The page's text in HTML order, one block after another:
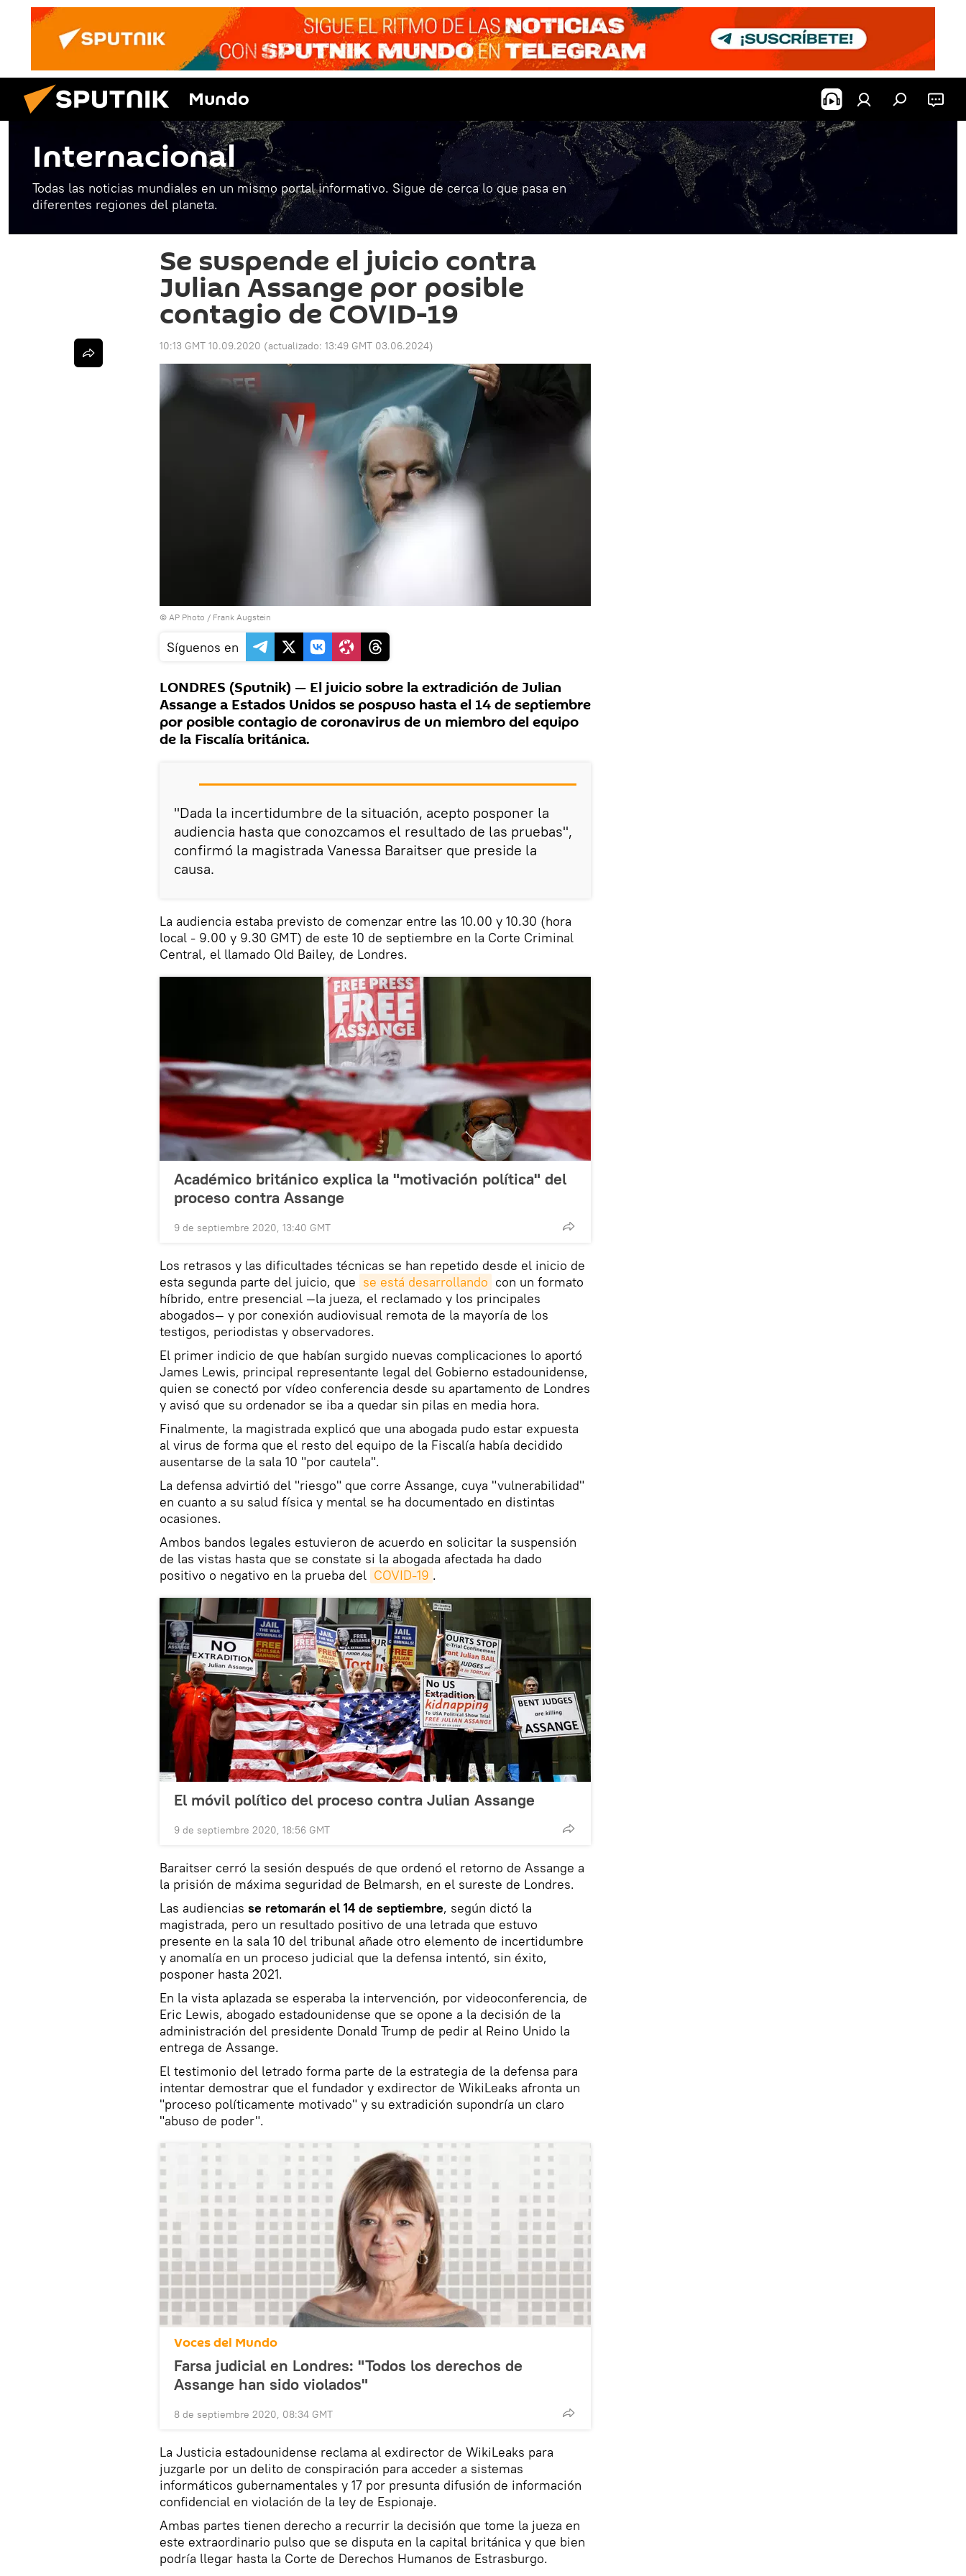
Mundo
Internacional
Todas las noticias mundiales en un mismo portal informativo. Sigue de cerca lo que pasa en
diferentes regiones del planeta.
Se suspende el juicio contra
Julian Assange por posible
contagio de COVID-19
10:13 GMT 10.09.2020 (actualizado: 13:49 GMT 03.06.2024)
© AP Photo / Frank Augstein
Síguenos en
LONDRES (Sputnik) — El juicio sobre la extradición de Julian
Assange a Estados Unidos se pospuso hasta el 14 de septiembre
por posible contagio de coronavirus de un miembro del equipo
de la Fiscalía británica.
"Dada la incertidumbre de la situación, acepto posponer la
audiencia hasta que conozcamos el resultado de las pruebas",
confirmó la magistrada Vanessa Baraitser que preside la
causa.
La audiencia estaba previsto de comenzar entre las 10.00 y 10.30 (hora
local - 9.00 y 9.30 GMT) de este 10 de septiembre en la Corte Criminal
Central, el llamado Old Bailey, de Londres.
Académico británico explica la "motivación política" del
proceso contra Assange
9 de septiembre 2020, 13:40 GMT
Los retrasos y las dificultades técnicas se han repetido desde el inicio de
esta segunda parte del juicio, que se está desarrollando con un formato
híbrido, entre presencial —la jueza, el reclamado y los principales
abogados— y por conexión audiovisual remota de la mayoría de los
testigos, periodistas y observadores.
El primer indicio de que habían surgido nuevas complicaciones lo aportó
James Lewis, principal representante legal del Gobierno estadounidense,
quien se conectó por vídeo conferencia desde su apartamento de Londres
y avisó que su ordenador se iba a quedar sin pilas en media hora.
Finalmente, la magistrada explicó que una abogada pudo estar expuesta
al virus de forma que el resto del equipo de la Fiscalía había decidido
ausentarse de la sala 10 "por cautela".
La defensa advirtió del "riesgo" que corre Assange, cuya "vulnerabilidad"
en cuanto a su salud física y mental se ha documentado en distintas
ocasiones.
Ambos bandos legales estuvieron de acuerdo en solicitar la suspensión
de las vistas hasta que se constate si la abogada afectada ha dado
positivo o negativo en la prueba del COVID-19 .
El móvil político del proceso contra Julian Assange
9 de septiembre 2020, 18:56 GMT
Baraitser cerró la sesión después de que ordenó el retorno de Assange a
la prisión de máxima seguridad de Belmarsh, en el sureste de Londres.
Las audiencias se retomarán el 14 de septiembre, según dictó la
magistrada, pero un resultado positivo de una letrada que estuvo
presente en la sala 10 del tribunal añade otro elemento de incertidumbre
y anomalía en un proceso judicial que la defensa intentó, sin éxito,
posponer hasta 2021.
En la vista aplazada se esperaba la intervención, por videoconferencia, de
Eric Lewis, abogado estadounidense que se opone a la decisión de la
administración del presidente Donald Trump de pedir al Reino Unido la
entrega de Assange.
El testimonio del letrado forma parte de la estrategia de la defensa para
intentar demostrar que el fundador y exdirector de WikiLeaks afronta un
"proceso políticamente motivado" y su extradición supondría un claro
"abuso de poder".
Voces del Mundo
Farsa judicial en Londres: "Todos los derechos de
Assange han sido violados"
8 de septiembre 2020, 08:34 GMT
La Justicia estadounidense reclama al exdirector de WikiLeaks para
juzgarle por un delito de conspiración para acceder a sistemas
informáticos gubernamentales y 17 por presunta difusión de información
confidencial en violación de la ley de Espionaje.
Ambas partes tienen derecho a recurrir la decisión que tome la jueza en
este extraordinario pulso que se disputa en la capital británica y que bien
podría llegar hasta la Corte de Derechos Humanos de Estrasburgo.